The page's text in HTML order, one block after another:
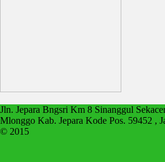
Jln. Jepara Bngsri Km 8 Sinanggul
Mlonggo Kab. Jepara Kode Pos. 59452 ,
© 2015